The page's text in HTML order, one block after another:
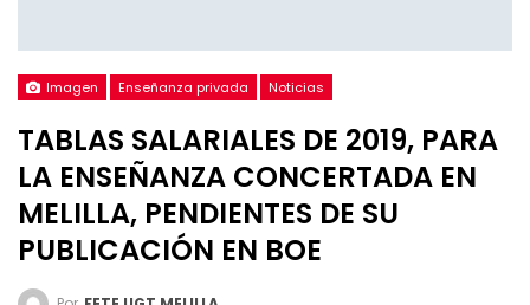
Imagen Enseñanza privada Noticias
TABLAS SALARIALES DE 2019, PARA
LA ENSEÑANZA CONCERTADA EN
MELILLA, PENDIENTES DE SU
PUBLICACIÓN EN BOE